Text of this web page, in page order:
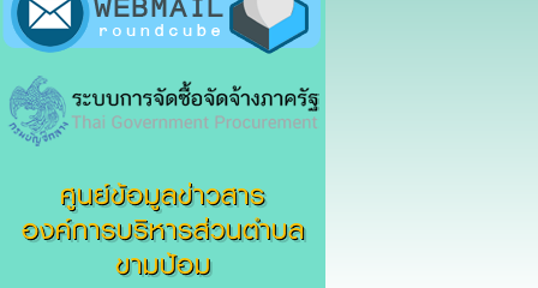
ศูนย์ข้อมูลข่าวสาร
องค์การบริหารส่วนตำบล
ขามป้อม